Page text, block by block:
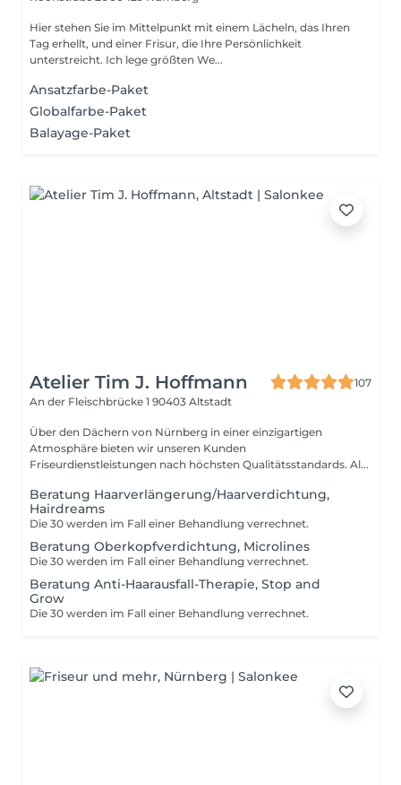
Hier stehen Sie im Mittelpunkt mit einem Lächeln, das Ihren
Tag erhellt, und einer Frisur, die Ihre Persönlichkeit
unterstreicht. Ich lege größten We...
Ansatzfarbe-Paket
Globalfarbe-Paket
Balayage-Paket
Atelier Tim J. Hoffmann
107
An der Fleischbrücke 1 90403 Altstadt
Über den Dächern von Nürnberg in einer einzigartigen
Atmosphäre bieten wir unseren Kunden
Friseurdienstleistungen nach höchsten Qualitätsstandards. Al...
Beratung Haarverlängerung/Haarverdichtung,
Hairdreams
Die 30 werden im Fall einer Behandlung verrechnet.
Beratung Oberkopfverdichtung, Microlines
Die 30 werden im Fall einer Behandlung verrechnet.
Beratung Anti-Haarausfall-Therapie, Stop and
Grow
Die 30 werden im Fall einer Behandlung verrechnet.